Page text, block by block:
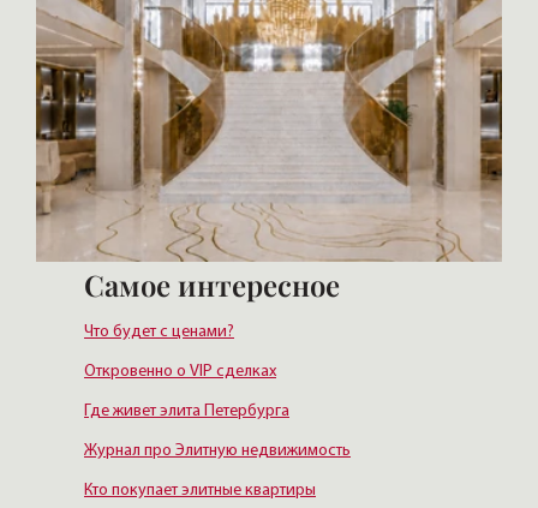
Самое интересное
Что будет с ценами?
Откровенно о VIP сделках
Где живет элита Петербурга
Журнал про Элитную недвижимость
Кто покупает элитные квартиры